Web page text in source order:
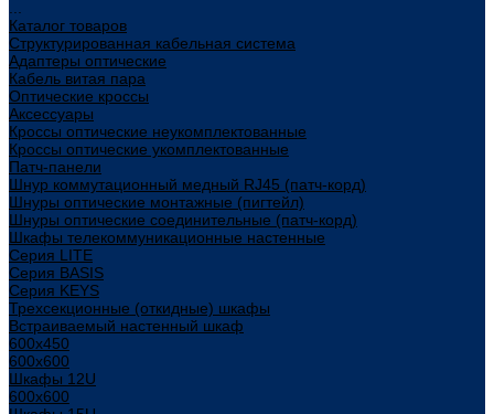
Каталог товаров
Структурированная кабельная система
Адаптеры оптические
Кабель витая пара
Оптические кроссы
Аксессуары
Кроссы оптические неукомплектованные
Кроссы оптические укомплектованные
Патч-панели
Шнур коммутационный медный RJ45 (патч-корд)
Шнуры оптические монтажные (пигтейл)
Шнуры оптические соединительные (патч-корд)
Шкафы телекоммуникационные настенные
Cерия LITE
Cерия BASIS
Cерия KEYS
Трехсекционные (откидные) шкафы
Встраиваемый настенный шкаф
600x450
600x600
Шкафы 12U
600x600